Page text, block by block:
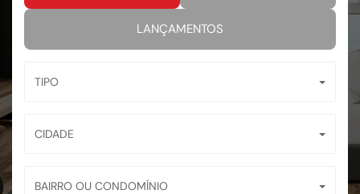
LANÇAMENTOS
TIPO
CIDADE
BAIRRO OU CONDOMÍNIO